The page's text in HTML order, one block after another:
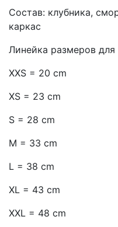
Состав: клубника,
каркас
Линейка размеров для
XXS = 20 cm
XS = 23 cm
S = 28 cm
M = 33 cm
L = 38 cm
XL = 43 cm
XXL = 48 cm